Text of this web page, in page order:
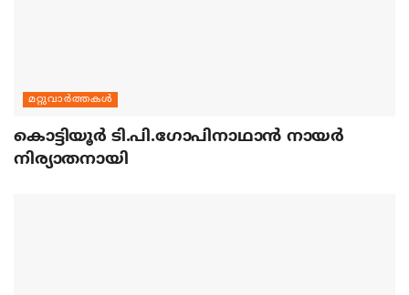
മറ്റുവാര്‍ത്തകള്‍
കൊട്ടിയൂര്‍ ടി.പി.ഗോപിനാഥാന്‍ നായര്‍
നിര്യാതനായി